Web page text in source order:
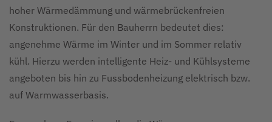
hoher Wärmedämmung und wärmebrückenfreien
Konstruktionen. Für den Bauherrn bedeutet dies:
angenehme Wärme im Winter und im Sommer relativ
kühl. Hierzu werden intelligente Heiz- und Kühlsysteme
angeboten bis hin zu Fussbodenheizung elektrisch bzw.
auf Warmwasserbasis.